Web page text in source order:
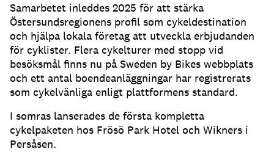
Samarbetet inleddes 2025 för att stärka
Östersundsregionens profil som cykeldestination
och hjälpa lokala företag att utveckla erbjudanden
för cyklister. Flera cykelturer med stopp vid
besöksmål finns nu på Sweden by Bikes webbplats
och ett antal boendeanläggningar har registrerats
som cykelvänliga enligt plattformens standard.
I somras lanserades de första kompletta
cykelpaketen hos Frösö Park Hotel och Wikners i
Persåsen.